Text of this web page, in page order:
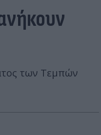
των Τεμπών